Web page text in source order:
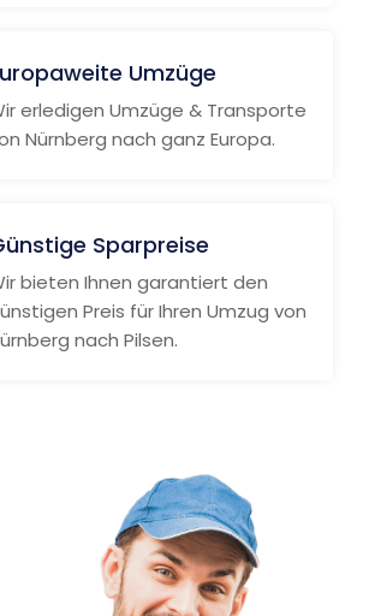
Umzüge
erledigen Umzüge & Transporte
Nürnberg nach ganz Europa.
Sparpreise
bieten Ihnen garantiert den
Preis für Ihren Umzug von
nach Pilsen.